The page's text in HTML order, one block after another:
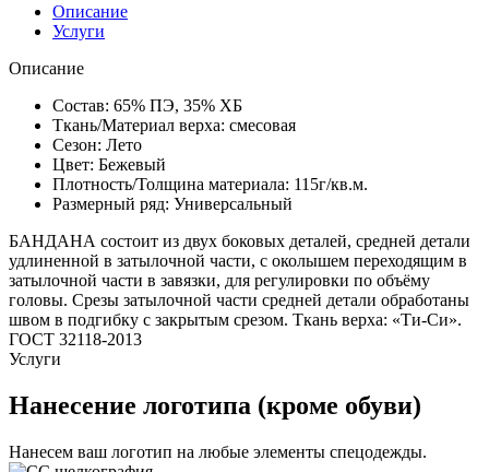
Описание
Услуги
Описание
Состав: 65% ПЭ, 35% ХБ
Ткань/Материал верха: смесовая
Сезон: Лето
Цвет: Бежевый
Плотность/Толщина материала: 115г/кв.м.
Размерный ряд: Универсальный
БАНДАНА состоит из двух боковых деталей, средней детали
удлиненной в затылочной части, с околышем переходящим в
затылочной части в завязки, для регулировки по объёму
головы. Срезы затылочной части средней детали обработаны
швом в подгибку с закрытым срезом. Ткань верха: «Ти-Си».
ГОСТ 32118-2013
Услуги
Нанесение логотипа (кроме обуви)
Нанесем ваш логотип на любые элементы спецодежды.